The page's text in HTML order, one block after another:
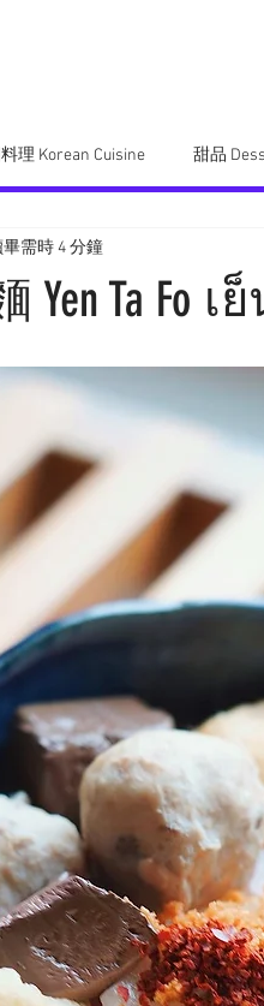
理 Korean Cuisine 甜品
Cuisine
Ta Fo
需時 4 分鐘